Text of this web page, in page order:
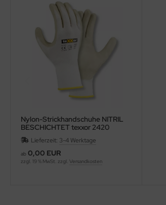
Nylon-Strickhandschuhe NITRIL
BESCHICHTET texxor 2420
Montage-Handschuhe
Lieferzeit: 3-4 Werktage
ab 0,00 EUR
zzgl. 19 % MwSt. zzgl. Versandkosten